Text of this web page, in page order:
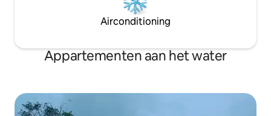
Airconditioning
Appartementen aan het water